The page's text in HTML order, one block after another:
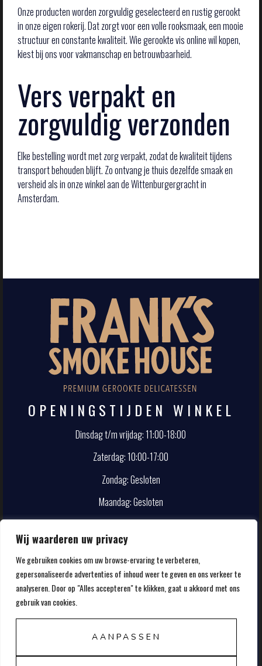
Wij waarderen uw privacy
We gebruiken cookies om uw browse-ervaring te verbeteren,
gepersonaliseerde advertenties of inhoud weer te geven en ons verkeer te
analyseren. Door op "Alles accepteren" te klikken, gaat u akkoord met ons
gebruik van cookies.
AANPASSEN
Onze producten worden zorgvuldig geselecteerd en rustig gerookt
in onze eigen rokerij. Dat zorgt voor een volle rooksmaak, een mooie
structuur en constante kwaliteit. Wie gerookte vis online wil kopen,
kiest bij ons voor vakmanschap en betrouwbaarheid.
Vers verpakt en
zorgvuldig verzonden
Elke bestelling wordt met zorg verpakt, zodat de kwaliteit tijdens
transport behouden blijft. Zo ontvang je thuis dezelfde smaak en
versheid als in onze winkel aan de Wittenburgergracht in
Amsterdam.
OPENINGSTIJDEN WINKEL
Dinsdag t/m vrijdag: 11:00-18:00
Zaterdag: 10:00-17:00
Zondag: Gesloten
Maandag: Gesloten
CONTACT
info@smokehouse.nl
020-5857107